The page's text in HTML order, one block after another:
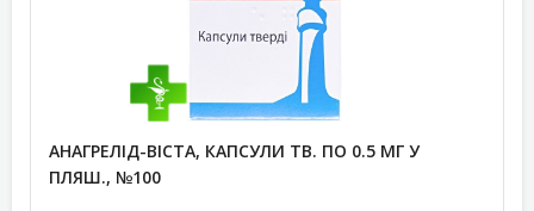
АНАГРЕЛІД-ВІСТА, КАПСУЛИ ТВ. ПО 0.5 МГ У
ПЛЯШ., №100